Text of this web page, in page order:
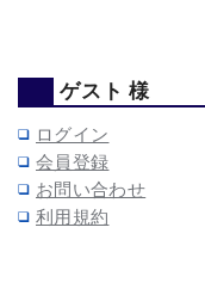
ゲスト 様
ログイン
会員登録
お問い合わせ
利用規約